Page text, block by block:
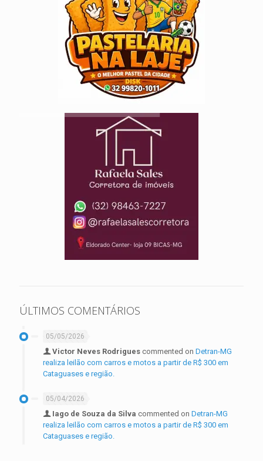
ÚLTIMOS COMENTÁRIOS
05/05/2026
Victor Neves Rodrigues commented on Detran-MG
realiza leilão com carros e motos a partir de R$ 300 em
Cataguases e região.
05/04/2026
Iago de Souza da Silva commented on Detran-MG
realiza leilão com carros e motos a partir de R$ 300 em
Cataguases e região.